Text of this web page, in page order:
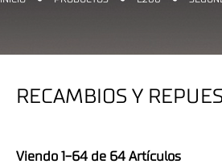
RECAMBIOS Y
Viendo 1-64 de 64 Artículos